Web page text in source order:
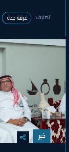
تصنيف: غرفة جدة
خبر